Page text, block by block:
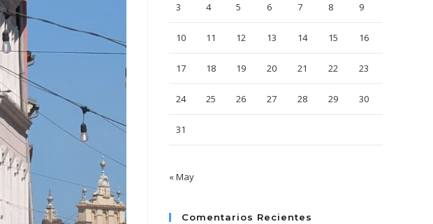
3 4 5 6 7 8 9
10 11 12 13 14 15 16
17 18 19 20 21 22 23
24 25 26 27 28 29 30
31
« May
Comentarios Recientes